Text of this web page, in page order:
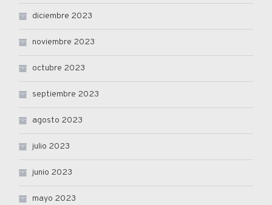
diciembre 2023
noviembre 2023
octubre 2023
septiembre 2023
agosto 2023
julio 2023
junio 2023
mayo 2023